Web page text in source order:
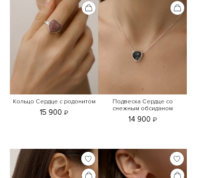
Кольцо Сердце с родонитом
15 900₽
Подвеска Сердце со
снежным обсиданом
14 900 ₽